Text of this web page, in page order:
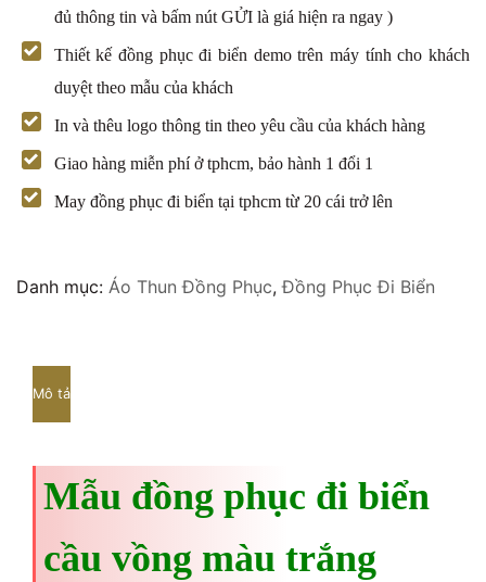
đủ thông tin và bấm nút GỬI là giá hiện ra ngay )
Thiết kế đồng phục đi biển demo trên máy tính cho khách
duyệt theo mẫu của khách
In và thêu logo thông tin theo yêu cầu của khách hàng
Giao hàng miễn phí ở tphcm, bảo hành 1 đổi 1
May đồng phục đi biển tại tphcm từ 20 cái trở lên
Danh mục: Áo Thun Đồng Phục,Đồng Phục Đi Biển
Mô tả
Mẫu đồng phục đi biển
cầu vồng màu trắng